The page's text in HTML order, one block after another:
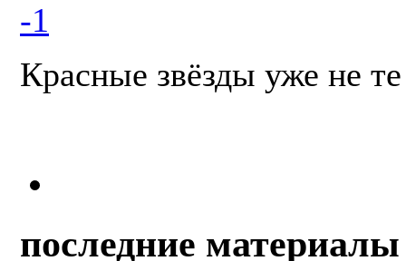
-1
Красные звёзды уже не те
последние